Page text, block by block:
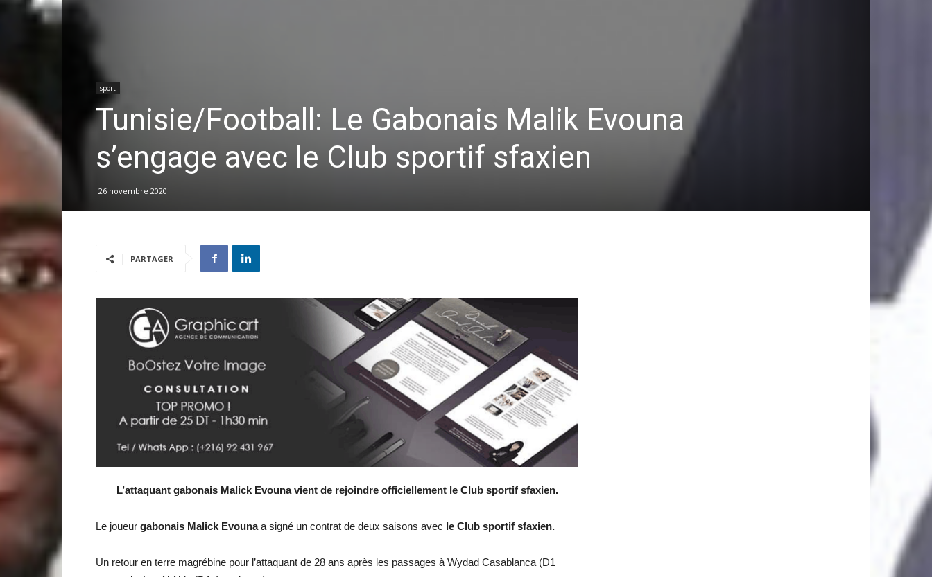
sport
Tunisie/Football: Le Gabonais Malik Evouna
s’engage avec le Club sportif sfaxien
26 novembre 2020
PARTAGER
L’attaquant gabonais Malick Evouna vient de rejoindre officiellement le Club sportif sfaxien.
Le joueur gabonais Malick Evounaa signé un contrat de deux saisons avec le Club sportif sfaxien.
Un retour en terre magrébine pour l’attaquant de 28 ans après les passages à Wydad Casablanca (D1